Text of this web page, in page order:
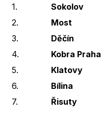
1. Sokolov
2.
Most
3.
Děčín
4.
Kobra Praha
5.
Klatovy
6.
Bílina
7.
Řisuty